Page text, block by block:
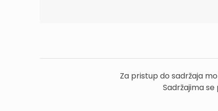
Za pristup do sadržaja
Sadržajima